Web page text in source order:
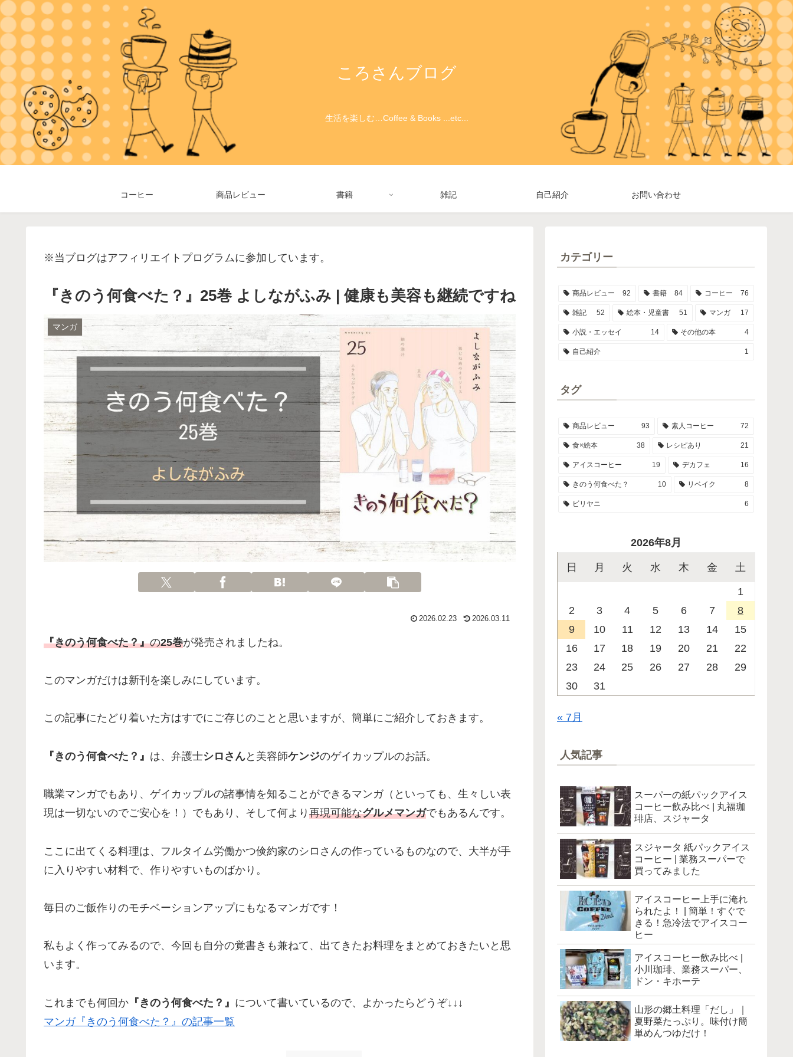
ころさんブログ
生活を楽しむ…Coffee & Books ...etc...
コーヒー 商品レビュー 書籍 雑記 自己紹介 お問い合わせ
※当ブログはアフィリエイトプログラムに参加しています。
『きのう何食べた？』25巻 よしながふみ | 健康も美容も継続ですね
マンガ
2026.02.23 2026.03.11
『きのう何食べた？』の25巻が発売されましたね。
このマンガだけは新刊を楽しみにしています。
この記事にたどり着いた方はすでにご存じのことと思いますが、簡単にご紹介しておきます。
『きのう何食べた？』 は、弁護士シロさんと美容師ケンジのゲイカップルのお話。
職業マンガでもあり、ゲイカップルの諸事情を知ることができるマンガ（といっても、生々しい表
現は一切ないのでご安心を！）でもあり、そして何より 再現可能なグルメマンガでもあるんです。
ここに出てくる料理は、フルタイム労働かつ倹約家のシロさんの作っているものなので、大半が手
に入りやすい材料で、作りやすいものばかり。
毎日のご飯作りのモチベーションアップにもなるマンガです！
私もよく作ってみるので、今回も自分の覚書きも兼ねて、出てきたお料理をまとめておきたいと思
います。
これまでも何回か 『きのう何食べた？』 について書いているので、よかったらどうぞ↓↓↓
マンガ『きのう何食べた？』の記事一覧
カテゴリー
商品レビュー 92 書籍 84 コーヒー 76
雑記 52 絵本・児童書 51 マンガ 17
小説・エッセイ 14 その他の本 4
自己紹介 1
タグ
商品レビュー 93 素人コーヒー 72
食×絵本 38 レシピあり 21
アイスコーヒー 19 デカフェ 16
きのう何食べた？ 10 リベイク 8
ビリヤニ 6
2026年8月
日 月 火 水 木 金 土
1
2
3 4 5 6 7
8
9
10 11 12 13 14
15
16
17 18 19 20 21
22
23
24 25 26 27 28
29
30
31
« 7月
人気記事
スーパーの紙パックアイス
コーヒー飲み比べ | 丸福珈
琲店、スジャータ
スジャータ 紙パックアイス
コーヒー | 業務スーパーで
買ってみました
アイスコーヒー上手に淹れ
られたよ！ | 簡単！すぐで
きる！急冷法でアイスコー
ヒー
アイスコーヒー飲み比べ |
小川珈琲、業務スーパー、
ドン・キホーテ
山形の郷土料理「だし」｜
夏野菜たっぷり。味付け簡
単めんつゆだけ！